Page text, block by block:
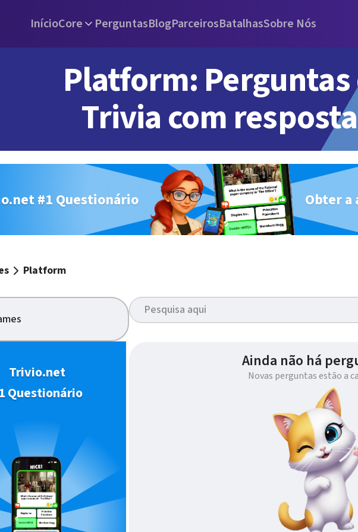
InícioCore PerguntasBlogParceirosBatalhasSobre Nós
Platform: Perguntas
Trivia com
#1 Questionário Obter a
Platform
Trivio.net
Questionário
Ainda não há
Novas perguntas estão a